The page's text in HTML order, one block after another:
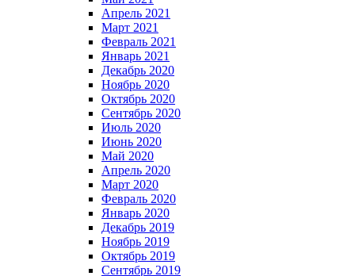
Апрель 2021
Март 2021
Февраль 2021
Январь 2021
Декабрь 2020
Ноябрь 2020
Октябрь 2020
Сентябрь 2020
Июль 2020
Июнь 2020
Май 2020
Апрель 2020
Март 2020
Февраль 2020
Январь 2020
Декабрь 2019
Ноябрь 2019
Октябрь 2019
Сентябрь 2019